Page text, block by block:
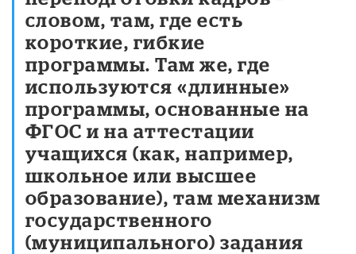
словом, там, где есть
короткие, гибкие
программы. Там же, где
используются «длинные»
программы, основанные на
ФГОС и на аттестации
учащихся (как, например,
школьное или высшее
образование), там механизм
государственного
(муниципального) задания